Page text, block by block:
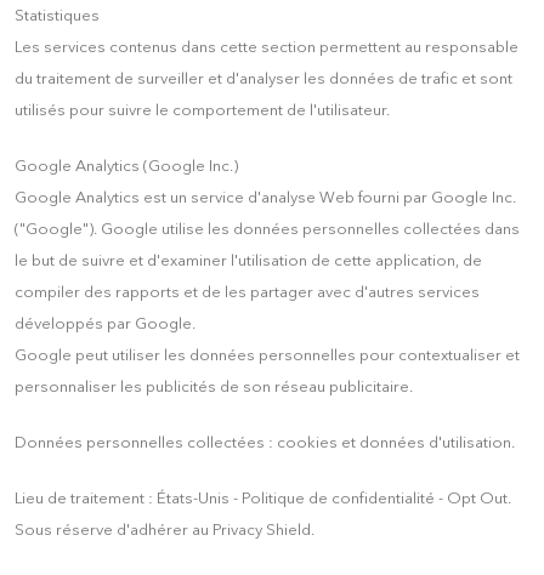
Statistiques
Les services contenus dans cette section permettent au responsable
du traitement de surveiller et d'analyser les données de trafic et sont
utilisés pour suivre le comportement de l'utilisateur.
Google Analytics (Google Inc.)
Google Analytics est un service d'analyse Web fourni par Google Inc.
("Google"). Google utilise les données personnelles collectées dans
le but de suivre et d'examiner l'utilisation de cette application, de
compiler des rapports et de les partager avec d'autres services
développés par Google.
Google peut utiliser les données personnelles pour contextualiser et
personnaliser les publicités de son réseau publicitaire.
Données personnelles collectées : cookies et données d'utilisation.
Lieu de traitement : États-Unis - Politique de confidentialité - Opt Out.
Sous réserve d'adhérer au Privacy Shield.